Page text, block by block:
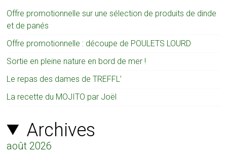
Offre promotionnelle sur une sélection de produits de dinde
et de panés
Offre promotionnelle : découpe de POULETS LOURD
Sortie en pleine nature en bord de mer !
Le repas des dames de TREFFL’
La recette du MOJITO par Joël
Archives
août 2026